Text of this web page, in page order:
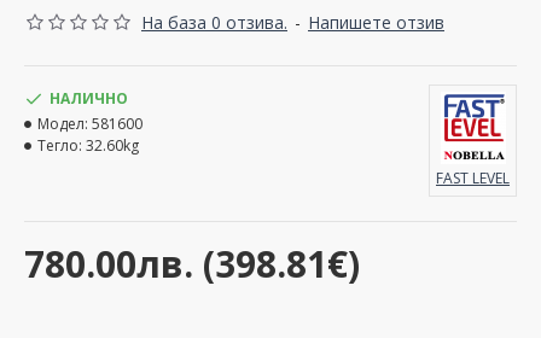
На база 0 отзива. - Напишете отзив
780.00лв. (398.81€)
НАЛИЧНО
Модел: 581600
Тегло: 32.60kg
FAST LEVEL